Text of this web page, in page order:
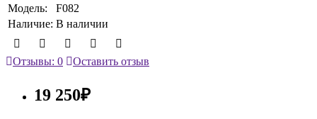
Модель:
F082
Наличие: В наличии
Отзывы: 0 Оставить отзыв
19 250₽